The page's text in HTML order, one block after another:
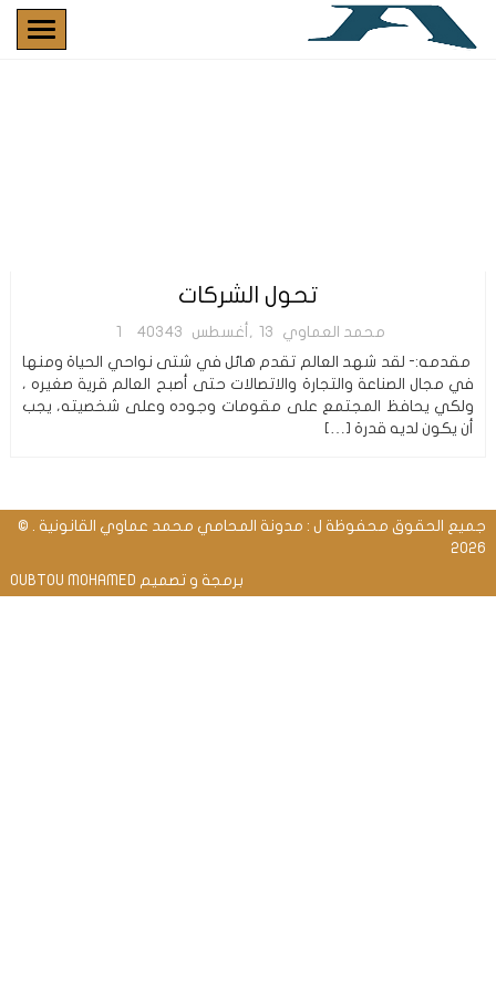
تحول الشركات
محمد العماوي 13,أغسطس 40343
1
مقدمه:- لقد شهد العالم تقدم هائل في شتى نواحي الحياة ومنها
في مجال الصناعة والتجارة والاتصالات حتى أصبح العالم قرية صغيره ،
ولكي يحافظ المجتمع على مقومات وجوده وعلى شخصيته، يجب
أن يكون لديه قدرة […]
جميع الحقوق محفوظة ل : مدونة المحامي محمد عماوي القانونية . ©
2026
برمجة و تصميم OUBTOU MOHAMED